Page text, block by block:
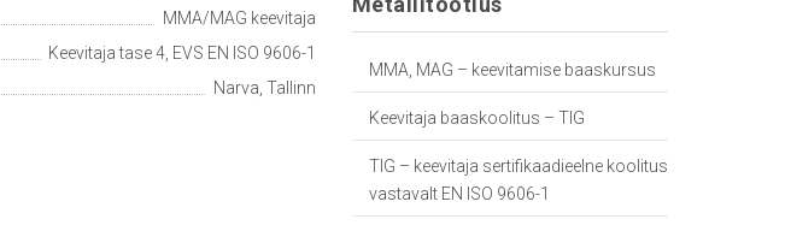
MMA/MAG keevitaja
Keevitaja tase 4, EVS EN ISO 9606-1
Narva, Tallinn
MMA, MAG – keevitamise baaskursus
Keevitaja baaskoolitus – TIG
TIG – keevitaja sertifikaadieelne koolitus
vastavalt EN ISO 9606-1